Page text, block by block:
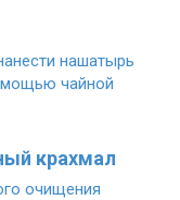
нашатырь
чайной
крахмал
очищения